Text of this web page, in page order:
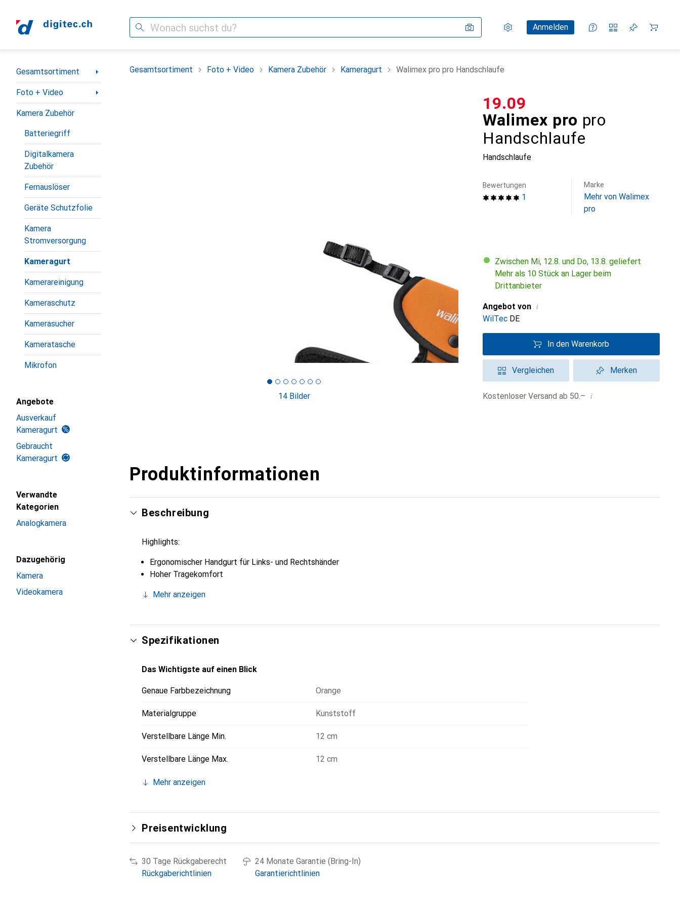
Suche Einstellungen
KundenkontoAnmelden
Vergleichslisten
Merklisten
Warenkorb
Navigation nach Kategorien
Gesamtsortiment
Foto + Video
Kamera Zubehör
Batteriegriff
Digitalkamera
Zubehör
Fernauslöser
Geräte Schutzfolie
Kamera
Stromversorgung
Kameragurt
Kamerareinigung
Kameraschutz
Kamerasucher
Kameratasche
Mikrofon
Angebote
Ausverkauf
Kameragurt
Gebraucht
Kameragurt
Verwandte
Kategorien
Analogkamera
Dazugehörig
Kamera
Videokamera
Gesamtsortiment Foto + Video Kamera Zubehör Kameragurt Walimex pro pro Handschlaufe
14 Bilder
Walimex pro pro
Handschlaufe
Handschlaufe
CHF
19.09
1
Bewertungen Marke
Mehr von Walimex
pro
Zwischen Mi, 12.8. und Do, 13.8. geliefert
Mehr als 10 Stück an Lager beim
Drittanbieter
Angebot von i
WilTec DE
In den Warenkorb
Vergleichen Merken
Kostenloser Versand ab 50.– i
Produktinformationen
Beschreibung
Highlights:
Ergonomischer Handgurt für Links- und Rechtshänder
Hoher Tragekomfort
Mehr anzeigen
Spezifikationen
Das Wichtigste auf einen Blick
Genaue Farbbezeichnung Orange
Materialgruppe Kunststoff
Verstellbare Länge Min. 12 cm
Verstellbare Länge Max. 12 cm
Mehr anzeigen
Preisentwicklung
30 Tage Rückgaberecht
Rückgaberichtlinien
24 Monate Garantie (Bring-In)
Garantierichtlinien